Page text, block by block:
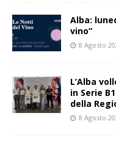
Alba:
vino”
8 Agosto
L’Alba
in Serie
della
8 Agosto